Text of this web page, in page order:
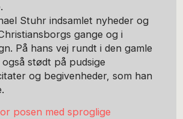
Stuhr indsamlet nyheder og
gange og i
På hans vej rundt i den gamle
stødt på pudsige
og begivenheder, som han
posen med sproglige